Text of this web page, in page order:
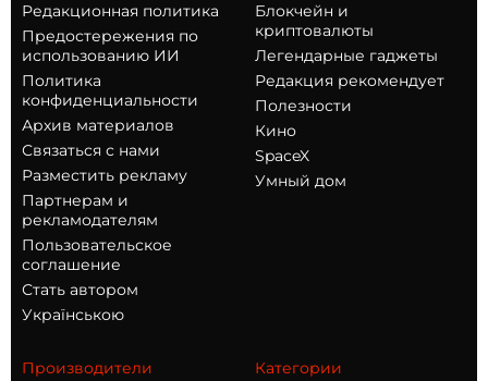
Редакционная политика
Предостережения по
использованию ИИ
Политика
конфиденциальности
Архив материалов
Связаться с нами
Разместить рекламу
Партнерам и
рекламодателям
Пользовательское
соглашение
Стать автором
Українською
Блокчейн и
криптовалюты
Легендарные гаджеты
Редакция рекомендует
Полезности
Кино
SpaceX
Умный дом
Производители Категории